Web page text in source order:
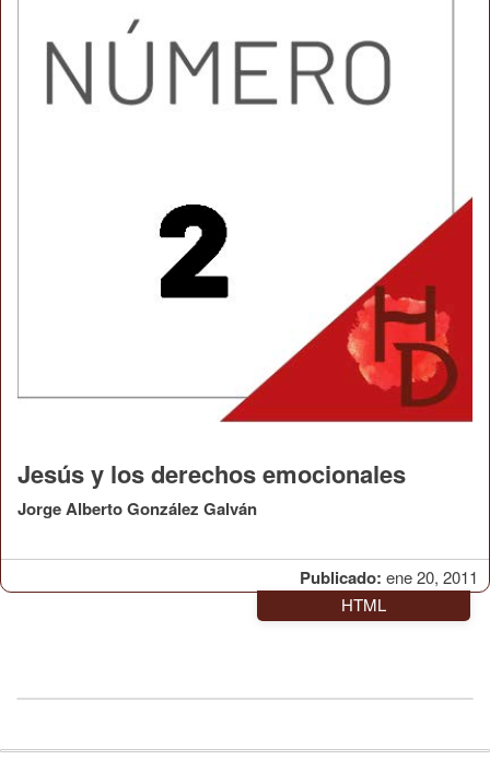
Publicado: ene 20, 2011
Jesús y los derechos emocionales
Jorge Alberto González Galván
HTML